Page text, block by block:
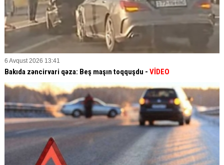
6 Avqust 2026 13:41
Bakıda zəncirvari qəza: Beş maşın toqquşdu - VİDEO